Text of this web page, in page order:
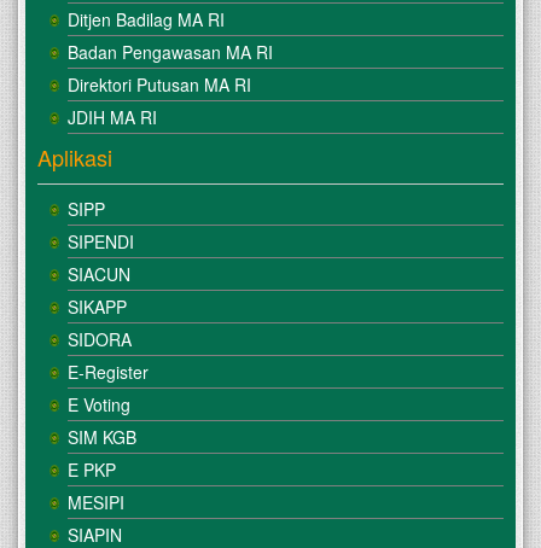
Ditjen Badilag MA RI
Badan Pengawasan MA RI
Direktori Putusan MA RI
JDIH MA RI
Aplikasi
SIPP
SIPENDI
SIACUN
SIKAPP
SIDORA
E-Register
E Voting
SIM KGB
E PKP
MESIPI
SIAPIN